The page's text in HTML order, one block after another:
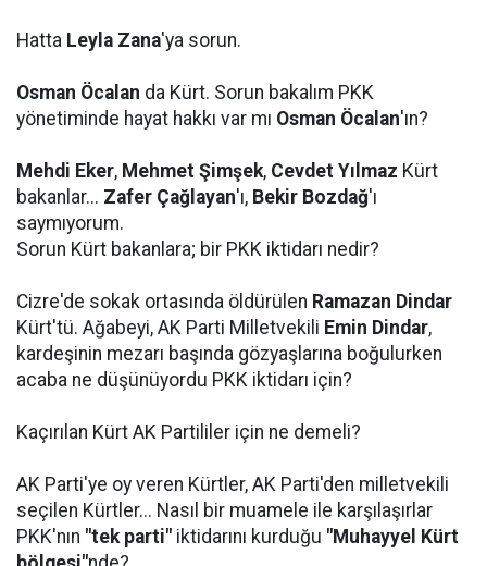
Hatta Leyla Zana'ya sorun.
Osman Öcalan da Kürt. Sorun bakalım PKK
yönetiminde hayat hakkı var mı Osman Öcalan'ın?
Mehdi Eker, Mehmet Şimşek, Cevdet Yılmaz Kürt
bakanlar... Zafer Çağlayan'ı, Bekir Bozdağ'ı
saymıyorum.
Sorun Kürt bakanlara; bir PKK iktidarı nedir?
Cizre'de sokak ortasında öldürülen Ramazan Dindar
Kürt'tü. Ağabeyi, AK Parti Milletvekili Emin Dindar,
kardeşinin mezarı başında gözyaşlarına boğulurken
acaba ne düşünüyordu PKK iktidarı için?
Kaçırılan Kürt AK Partililer için ne demeli?
AK Parti'ye oy veren Kürtler, AK Parti'den milletvekili
seçilen Kürtler... Nasıl bir muamele ile karşılaşırlar
PKK'nın "tek parti" iktidarını kurduğu "Muhayyel Kürt